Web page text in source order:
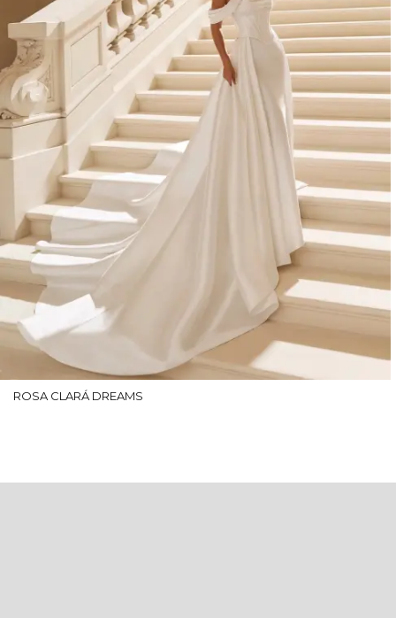
ROSA CLARÁ DREAMS